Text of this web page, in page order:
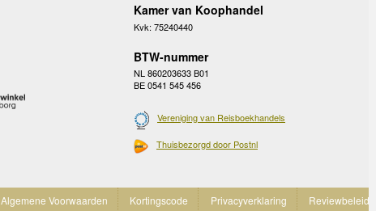
Kamer van Koophandel
Kvk: 75240440
BTW-nummer
NL 860203633 B01
BE 0541 545 456
Vereniging van Reisboekhandels
Thuisbezorgd door Postnl
Algemene Voorwaarden Kortingscode Privacyverklaring Reviewbeleid